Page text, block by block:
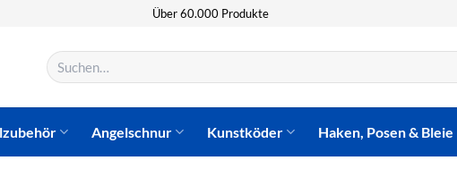
Über 60.000 Produkte
Suchen
nach:
Angelschnur Kunstköder Haken, Posen & Bleie